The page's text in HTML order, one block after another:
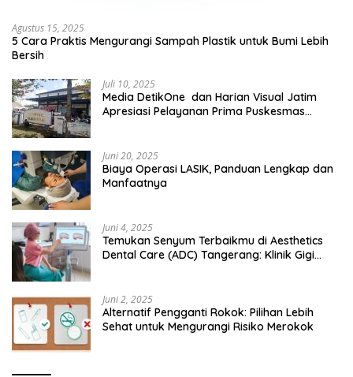
Agustus 15, 2025
5 Cara Praktis Mengurangi Sampah Plastik untuk Bumi Lebih
Bersih
Juli 10, 2025
Media DetikOne dan Harian Visual Jatim
Apresiasi Pelayanan Prima Puskesmas
Juni 20, 2025
Biaya Operasi LASIK, Panduan Lengkap dan
Manfaatnya
Juni 4, 2025
Temukan Senyum Terbaikmu di Aesthetics
Dental Care (ADC) Tangerang: Klinik Gigi
Juni 2, 2025
Alternatif Pengganti Rokok: Pilihan Lebih
Sehat untuk Mengurangi Risiko Merokok